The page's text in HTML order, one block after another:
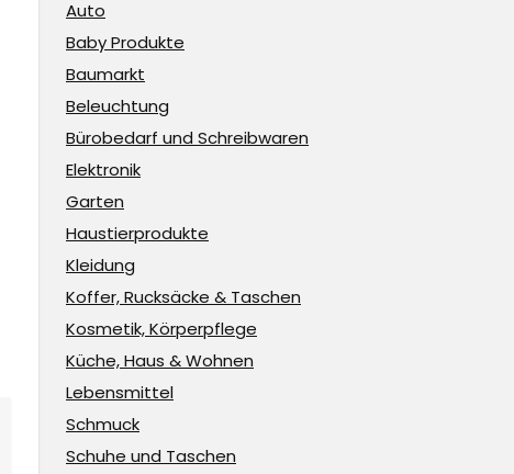
Auto
Baby Produkte
Baumarkt
Beleuchtung
Bürobedarf und Schreibwaren
Elektronik
Garten
Haustierprodukte
Kleidung
Koffer, Rucksäcke & Taschen
Kosmetik, Körperpflege
Küche, Haus & Wohnen
Lebensmittel
Schmuck
Schuhe und Taschen